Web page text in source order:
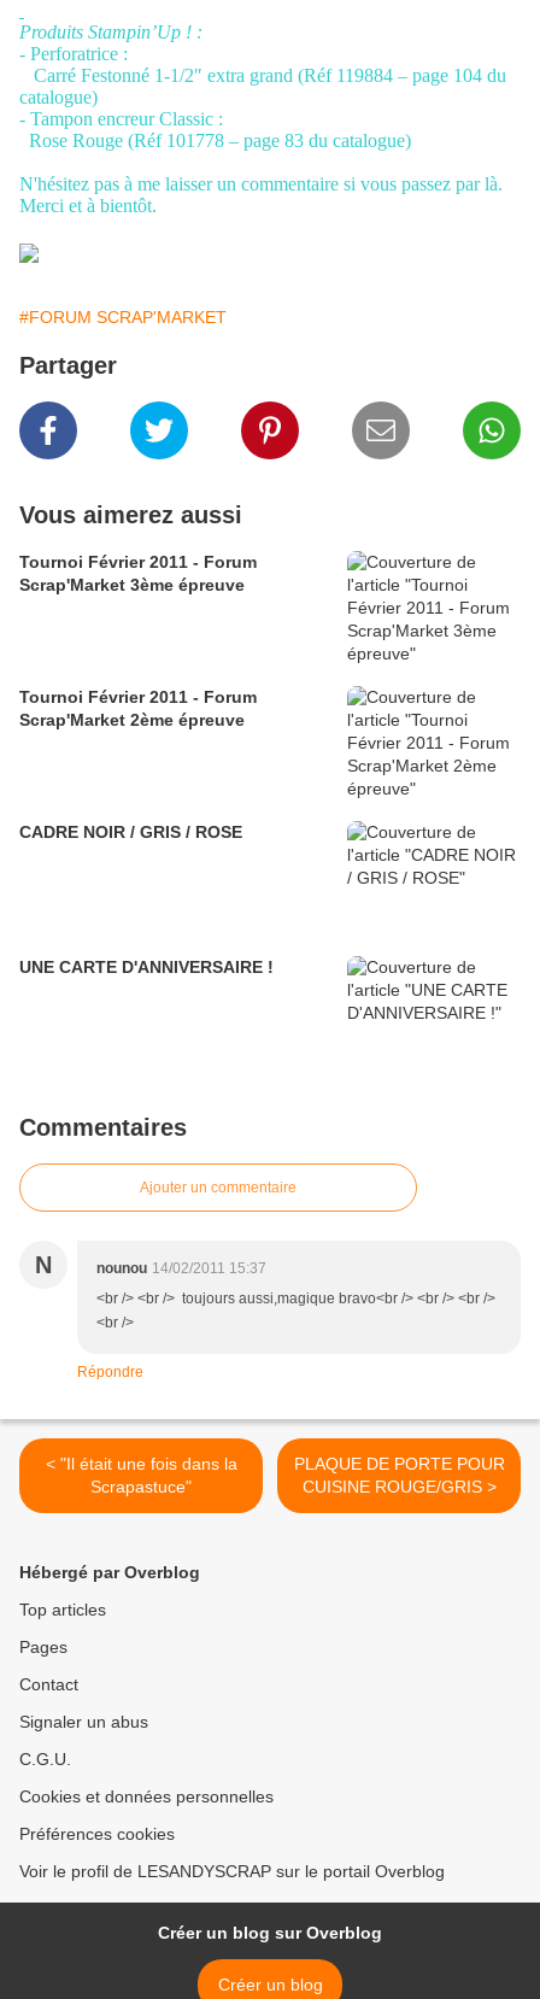
Produits Stampin’Up ! :
- Perforatrice :
Carré Festonné 1-1/2″ extra grand (Réf 119884 – page 104 du
catalogue)
- Tampon encreur Classic :
Rose Rouge (Réf 101778 – page 83 du catalogue)
N'hésitez pas à me laisser un commentaire si vous passez par là.
Merci et à bientôt.
#FORUM SCRAP'MARKET
Partager
Vous aimerez aussi
Tournoi Février 2011 - Forum
Scrap'Market 3ème épreuve
Tournoi Février 2011 - Forum
Scrap'Market 2ème épreuve
CADRE NOIR / GRIS / ROSE
UNE CARTE D'ANNIVERSAIRE !
Commentaires
Ajouter un commentaire
N nounou 14/02/2011 15:37
<br /> <br /> toujours aussi,magique bravo<br /> <br /> <br />
<br />
Répondre
< "Il était une fois dans la
Scrapastuce"
PLAQUE DE PORTE POUR
CUISINE ROUGE/GRIS >
Hébergé par Overblog
Top articles
Pages
Contact
Signaler un abus
C.G.U.
Cookies et données personnelles
Préférences cookies
Voir le profil de LESANDYSCRAP sur le portail Overblog
Créer un blog sur Overblog
Créer un blog